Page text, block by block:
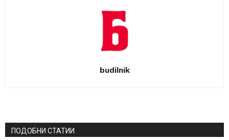
budilnik
ПОДОБНИ СТАТИИ